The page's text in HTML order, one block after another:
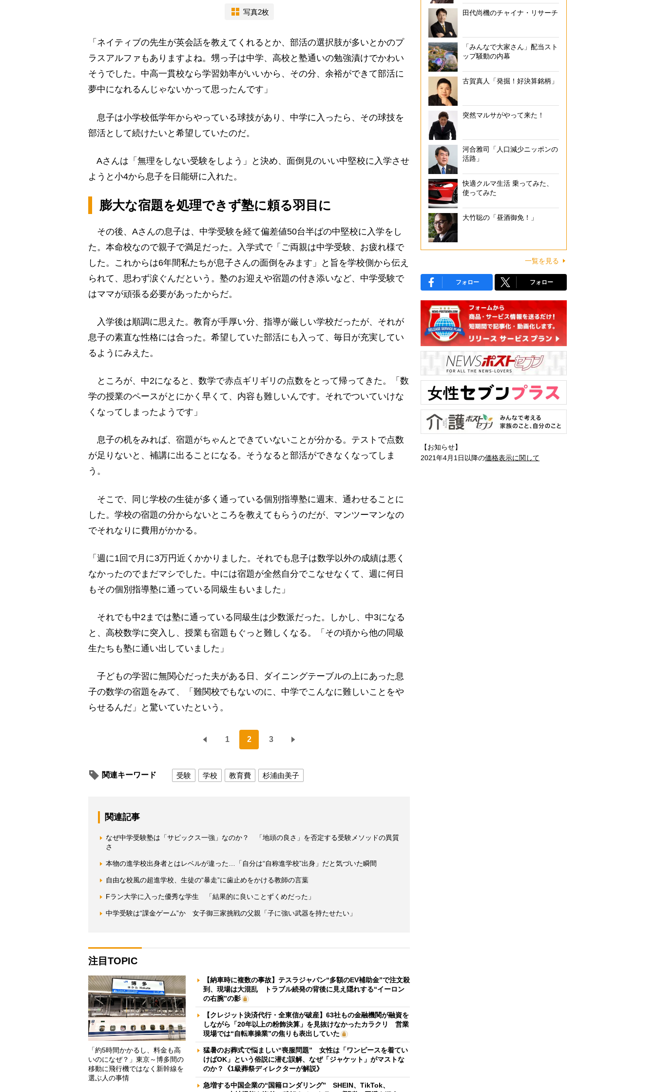
写真2枚
「ネイティブの先生が英会話を教えてくれるとか、部活の選択肢が多いとかのプ
ラスアルファもありますよね。甥っ子は中学、高校と塾通いの勉強漬けでかわい
そうでした。中高一貫校なら学習効率がいいから、その分、余裕ができて部活に
夢中になれるんじゃないかって思ったんです」
息子は小学校低学年からやっている球技があり、中学に入ったら、その球技を
部活として続けたいと希望していたのだ。
Aさんは「無理をしない受験をしよう」と決め、面倒見のいい中堅校に入学させ
ようと小4から息子を日能研に入れた。
膨大な宿題を処理できず塾に頼る羽目に
その後、Aさんの息子は、中学受験を経て偏差値50台半ばの中堅校に入学をし
た。本命校なので親子で満足だった。入学式で「ご両親は中学受験、お疲れ様で
した。これからは6年間私たちが息子さんの面倒をみます」と旨を学校側から伝え
られて、思わず涙ぐんだという。塾のお迎えや宿題の付き添いなど、中学受験で
はママが頑張る必要があったからだ。
入学後は順調に思えた。教育が手厚い分、指導が厳しい学校だったが、それが
息子の素直な性格には合った。希望していた部活にも入って、毎日が充実してい
るようにみえた。
ところが、中2になると、数学で赤点ギリギリの点数をとって帰ってきた。「数
学の授業のペースがとにかく早くて、内容も難しいんです。それでついていけな
くなってしまったようです」
息子の机をみれば、宿題がちゃんとできていないことが分かる。テストで点数
が足りないと、補講に出ることになる。そうなると部活ができなくなってしま
う。
そこで、同じ学校の生徒が多く通っている個別指導塾に週末、通わせることに
した。学校の宿題の分からないところを教えてもらうのだが、マンツーマンなの
でそれなりに費用がかかる。
「週に1回で月に3万円近くかかりました。それでも息子は数学以外の成績は悪く
なかったのでまだマシでした。中には宿題が全然自分でこなせなくて、週に何日
もその個別指導塾に通っている同級生もいました」
それでも中2までは塾に通っている同級生は少数派だった。しかし、中3になる
と、高校数学に突入し、授業も宿題もぐっと難しくなる。「その頃から他の同級
生たちも塾に通い出していました」
子どもの学習に無関心だった夫がある日、ダイニングテーブルの上にあった息
子の数学の宿題をみて、「難関校でもないのに、中学でこんなに難しいことをや
らせるんだ」と驚いていたという。
1 2 3
関連キーワード 受験 学校 教育費 杉浦由美子
関連記事
なぜ中学受験塾は「サピックス一強」なのか？ 「地頭の良さ」を否定する受験メソッドの異質
さ
本物の進学校出身者とはレベルが違った…「自分は“自称進学校”出身」だと気づいた瞬間
自由な校風の超進学校、生徒の“暴走”に歯止めをかける教師の言葉
Fラン大学に入った優秀な学生 「結果的に良いことずくめだった」
中学受験は“課金ゲーム”か 女子御三家挑戦の父親「子に強い武器を持たせたい」
注目TOPIC
「約5時間かかるし、料金も高
いのになぜ？」東京～博多間の
移動に飛行機ではなく新幹線を
選ぶ人の事情
【納車時に複数の事故】テスラジャパン“多額のEV補助金”で注文殺
到、現場は大混乱 トラブル続発の背後に見え隠れする“イーロン
の右腕”の影
【クレジット決済代行・全東信が破産】63社もの金融機関が融資を
しながら「20年以上の粉飾決算」を見抜けなかったカラクリ 営業
現場では“自転車操業”の焦りも表出していた
猛暑のお葬式で悩ましい“喪服問題” 女性は「ワンピースを着てい
けばOK」という俗説に潜む誤解、なぜ「ジャケット」がマストな
のか？《1級葬祭ディレクターが解説》
急増する中国企業の“国籍ロンダリング” SHEIN、TikTok、
田代尚機のチャイナ・リサーチ
「みんなで大家さん」配当スト
ップ騒動の内幕
古賀真人「発掘！好決算銘柄」
突然マルサがやって来た！
河合雅司「人口減少ニッポンの
活路」
快適クルマ生活 乗ってみた、
使ってみた
大竹聡の「昼酒御免！」
一覧を見る
フォロー フォロー
【お知らせ】
2021年4月1日以降の価格表示に関して